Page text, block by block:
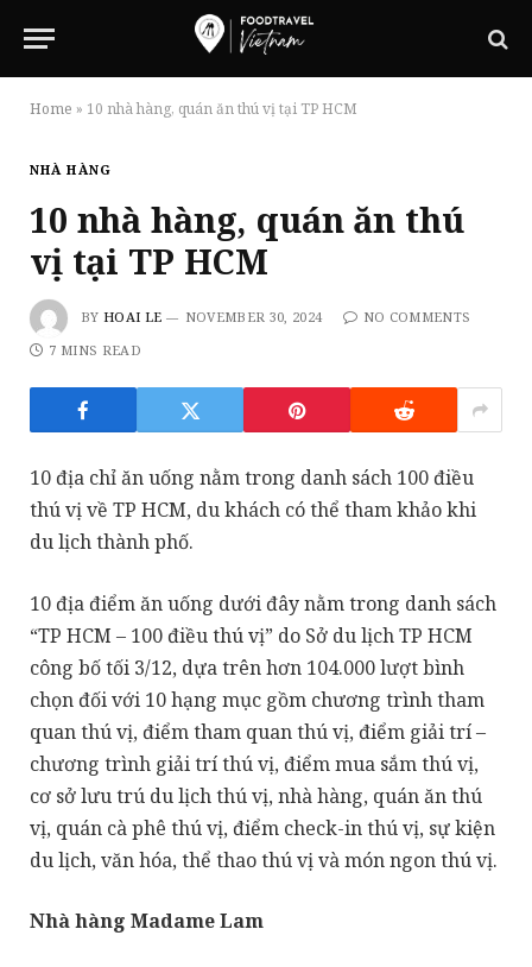
Home » 10 nhà hàng, quán ăn thú vị tại TP HCM
NHÀ HÀNG
10 nhà hàng, quán ăn thú
vị tại TP HCM
BY HOAI LE NOVEMBER 30, 2024
NO COMMENTS
7 MINS READ
10 địa chỉ ăn uống nằm trong danh sách 100 điều
thú vị về TP HCM, du khách có thể tham khảo khi
du lịch thành phố.
10 địa điểm ăn uống dưới đây nằm trong danh sách
“TP HCM – 100 điều thú vị” do Sở du lịch TP HCM
công bố tối 3/12, dựa trên hơn 104.000 lượt bình
chọn đối với 10 hạng mục gồm chương trình tham
quan thú vị, điểm tham quan thú vị, điểm giải trí –
chương trình giải trí thú vị, điểm mua sắm thú vị,
cơ sở lưu trú du lịch thú vị, nhà hàng, quán ăn thú
vị, quán cà phê thú vị, điểm check-in thú vị, sự kiện
du lịch, văn hóa, thể thao thú vị và món ngon thú vị.
Nhà hàng Madame Lam